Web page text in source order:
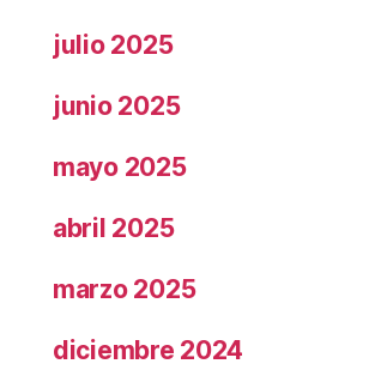
julio 2025
junio 2025
mayo 2025
abril 2025
marzo 2025
diciembre 2024